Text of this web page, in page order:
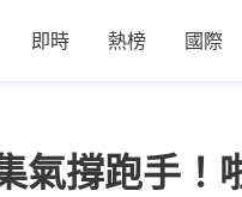
即時 熱榜 國際
氣撐跑手